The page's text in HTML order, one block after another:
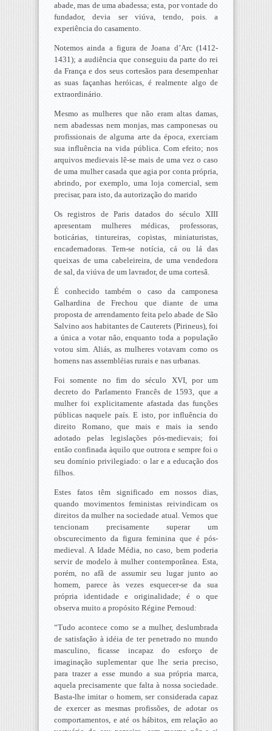
abade, mas de uma abadessa; esta, por vontade do
fundador, devia ser viúva, tendo, pois. a
experiência do casamento.
Notemos ainda a figura de Joana d’Arc (1412-
1431); a audiência que conseguiu da parte do rei
da França e dos seus cortesãos para desempenhar
as suas façanhas heróicas, é realmente algo de
extraordinário.
Mesmo as mulheres que não eram altas damas,
nem abadessas nem monjas, mas camponesas ou
profissionais de alguma arte da época, exerciam
sua influência na vida pública. Com efeito; nos
arquivos medievais lê-se mais de uma vez o caso
de uma mulher casada que agia por conta própria,
abrindo, por exemplo, uma loja comercial, sem
precisar, para isto, da autorização do marido
Os registros de Paris datados do século XIII
apresentam mulheres médicas, professoras,
boticárias, tintureiras, copistas, miniaturistas,
encadernadoras. Tem-se notícia, cá ou lá das
queixas de uma cabeleireira, de uma vendedora
de sal, da viúva de um lavrador, de uma cortesã.
É conhecido também o caso da camponesa
Galhardina de Frechou que diante de uma
proposta de arrendamento feita pelo abade de São
Salvino aos habitantes de Cauterets (Pirineus), foi
a única a votar não, enquanto toda a população
votou sim. Aliás, as mulheres votavam como os
homens nas assembléias rurais e nas urbanas.
Foi somente no fim do século XVI, por um
decreto do Parlamento Francês de 1593, que a
mulher foi explicitamente afastada das funções
públicas naquele país. E isto, por influência do
direito Romano, que mais e mais ia sendo
adotado pelas legislações pós-medievais; foi
então confinada àquilo que outrora e sempre foi o
seu domínio privilegiado: o lar e a educação dos
filhos.
Estes fatos têm significado em nossos dias,
quando movimentos feministas reivindicam os
direitos da mulher na sociedade atual. Vemos que
tencionam precisamente superar um
obscurecimento da figura feminina que é pós-
medieval. A Idade Média, no caso, bem poderia
servir de modelo à mulher contemporânea. Esta,
porém, no afã de assumir seu lugar junto ao
homem, parece às vezes esquecer-se da sua
própria identidade e originalidade; é o que
observa muito a propósito Régine Pernoud:
“Tudo acontece como se a mulher, deslumbrada
de satisfação à idéia de ter penetrado no mundo
masculino, ficasse incapaz do esforço de
imaginação suplementar que lhe seria preciso,
para trazer a esse mundo a sua própria marca,
aquela precisamente que falta à nossa sociedade.
Basta-lhe imitar o homem, ser considerada capaz
de exercer as mesmas profissões, de adotar os
comportamentos, e até os hábitos, em relação ao